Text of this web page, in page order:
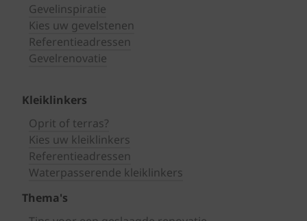
Gevelinspiratie
Kies uw gevelstenen
Referentieadressen
Gevelrenovatie
Kleiklinkers
Oprit of terras?
Kies uw kleiklinkers
Referentieadressen
Waterpasserende kleiklinkers
Thema's